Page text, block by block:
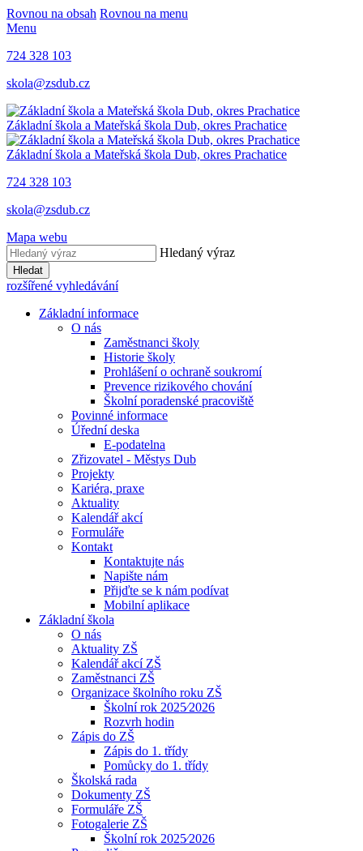
Rovnou na obsah Rovnou na menu
Menu
724 328 103
skola@zsdub.cz
Základní škola a Mateřská škola Dub, okres Prachatice
Základní škola a Mateřská škola Dub, okres Prachatice
724 328 103
skola@zsdub.cz
Mapa webu
Hledaný výraz
Hledat
rozšířené vyhledávání
Základní informace
O nás
Zaměstnanci školy
Historie školy
Prohlášení o ochraně soukromí
Prevence rizikového chování
Školní poradenské pracoviště
Povinné informace
Úřední deska
E-podatelna
Zřizovatel - Městys Dub
Projekty
Kariéra, praxe
Aktuality
Kalendář akcí
Formuláře
Kontakt
Kontaktujte nás
Napište nám
Přijďte se k nám podívat
Mobilní aplikace
Základní škola
O nás
Aktuality ZŠ
Kalendář akcí ZŠ
Zaměstnanci ZŠ
Organizace školního roku ZŠ
Školní rok 2025⁄2026
Rozvrh hodin
Zápis do ZŠ
Zápis do 1. třídy
Pomůcky do 1. třídy
Školská rada
Dokumenty ZŠ
Formuláře ZŠ
Fotogalerie ZŠ
Školní rok 2025⁄2026